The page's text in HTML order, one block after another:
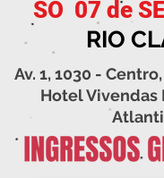
SÓ 07 de
RIO
Av. 1, 1030 -
Hotel Vivendas